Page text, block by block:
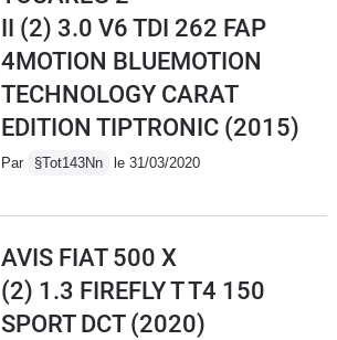
II (2) 3.0 V6 TDI 262 FAP
4MOTION BLUEMOTION
TECHNOLOGY CARAT
EDITION TIPTRONIC (2015)
Par §Tot143Nn le 31/03/2020
AVIS FIAT 500 X
(2) 1.3 FIREFLY T T4 150
SPORT DCT(2020)